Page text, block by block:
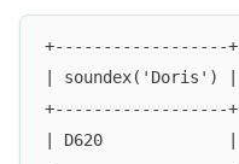
+------------------+
| soundex('Doris') |
+------------------+
| D620             |